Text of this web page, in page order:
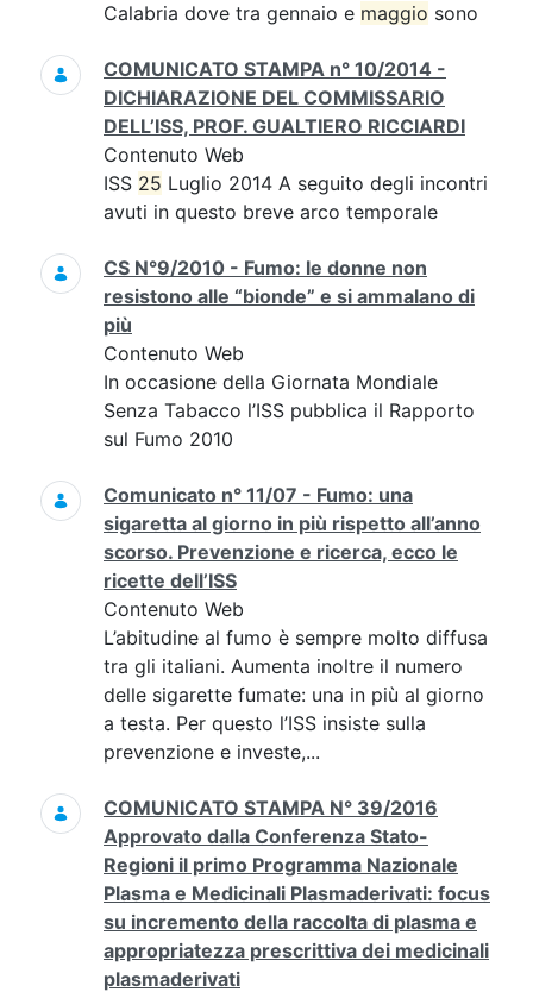
Calabria dove tra gennaio e maggio sono
COMUNICATO STAMPA n° 10/2014 -
DICHIARAZIONE DEL COMMISSARIO
DELL’ISS, PROF. GUALTIERO RICCIARDI
Contenuto Web
ISS 25 Luglio 2014 A seguito degli incontri
avuti in questo breve arco temporale
CS N°9/2010 - Fumo: le donne non
resistono alle “bionde” e si ammalano di
più
Contenuto Web
In occasione della Giornata Mondiale
Senza Tabacco l’ISS pubblica il Rapporto
sul Fumo 2010
Comunicato n° 11/07 - Fumo: una
sigaretta al giorno in più rispetto all’anno
scorso. Prevenzione e ricerca, ecco le
ricette dell’ISS
Contenuto Web
L’abitudine al fumo è sempre molto diffusa
tra gli italiani. Aumenta inoltre il numero
delle sigarette fumate: una in più al giorno
a testa. Per questo l’ISS insiste sulla
prevenzione e investe,...
COMUNICATO STAMPA N° 39/2016
Approvato dalla Conferenza Stato-
Regioni il primo Programma Nazionale
Plasma e Medicinali Plasmaderivati: focus
su incremento della raccolta di plasma e
appropriatezza prescrittiva dei medicinali
plasmaderivati